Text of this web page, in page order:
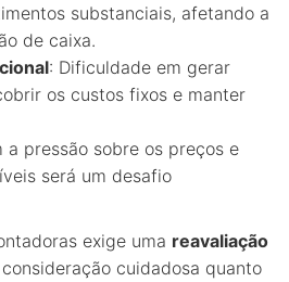
substanciais, afetando a
de caixa.
: Dificuldade em gerar
os custos fixos e manter
a pressão sobre os preços e
será um desafio
exige uma reavaliação
cuidadosa quanto